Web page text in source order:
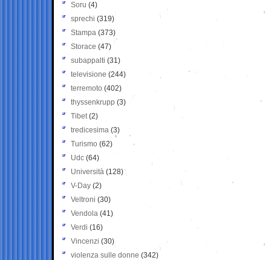
Soru (4)
sprechi (319)
Stampa (373)
Storace (47)
subappalti (31)
televisione(244)
terremoto (402)
thyssenkrupp (3)
Tibet(2)
tredicesima (3)
Turismo (62)
Udc (64)
Università (128)
V-Day (2)
Veltroni (30)
Vendola (41)
Verdi (16)
Vincenzi (30)
violenza sulle donne (342)